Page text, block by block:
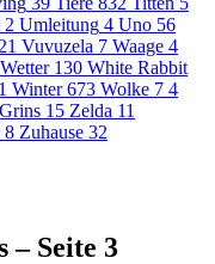
2 Umleitung 4 Uno 56
21 Vuvuzela 7 Waage 4
Wetter 130 White Rabbit
Winter 673 Wolke 7 4
15 Zelda 11
8 Zuhause 32
– Seite 3